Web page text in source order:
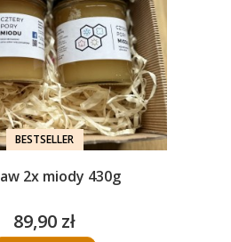
BESTSELLER
2x miody 430g
Cena
89,90 zł